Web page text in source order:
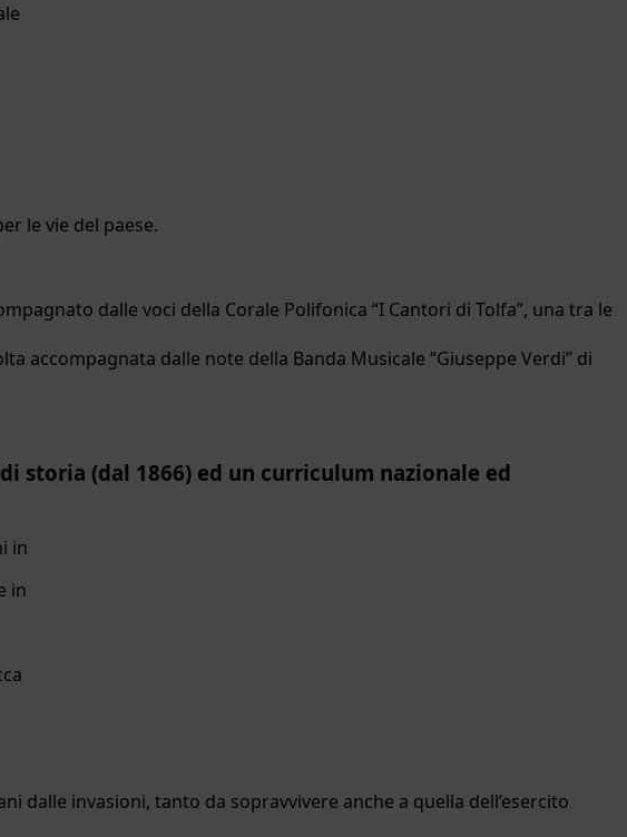
le vie del paese.
dalle voci della Corale Polifonica “I Cantori di Tolfa”, una tra le
accompagnata dalle note della Banda Musicale “Giuseppe Verdi” di
storia (dal 1866) ed un curriculum nazionale ed
in
in
invasioni, tanto da sopravvivere anche a quella dell’esercito